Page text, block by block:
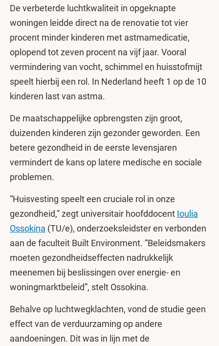
De verbeterde luchtkwaliteit in opgeknapte
woningen leidde direct na de renovatie tot vier
procent minder kinderen met astmamedicatie,
oplopend tot zeven procent na vijf jaar. Vooral
vermindering van vocht, schimmel en huisstofmijt
speelt hierbij een rol. In Nederland heeft 1 op de 10
kinderen last van astma.
De maatschappelijke opbrengsten zijn groot,
duizenden kinderen zijn gezonder geworden. Een
betere gezondheid in de eerste levensjaren
vermindert de kans op latere medische en sociale
problemen.
“Huisvesting speelt een cruciale rol in onze
gezondheid,” zegt universitair hoofddocent Ioulia
Ossokina (TU/e), onderzoeksleidster en verbonden
aan de faculteit Built Environment. “Beleidsmakers
moeten gezondheidseffecten nadrukkelijk
meenemen bij beslissingen over energie- en
woningmarktbeleid”, stelt Ossokina.
Behalve op luchtwegklachten, vond de studie geen
effect van de verduurzaming op andere
aandoeningen. Dit was in lijn met de